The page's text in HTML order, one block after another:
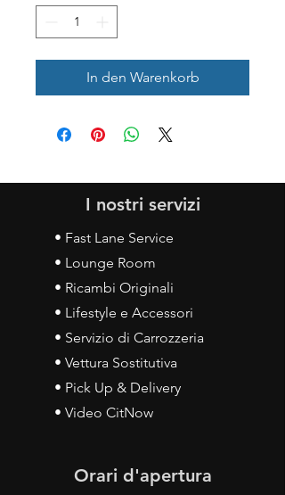
In den Warenkorb
I nostri servizi
• Fast Lane Service
• Lounge Room
• Ricambi Originali
• Lifestyle e Accessori
• Servizio di Carrozzeria
• Vettura Sostitutiva
• Pick Up & Delivery
• Video CitNow
Orari d'apertura